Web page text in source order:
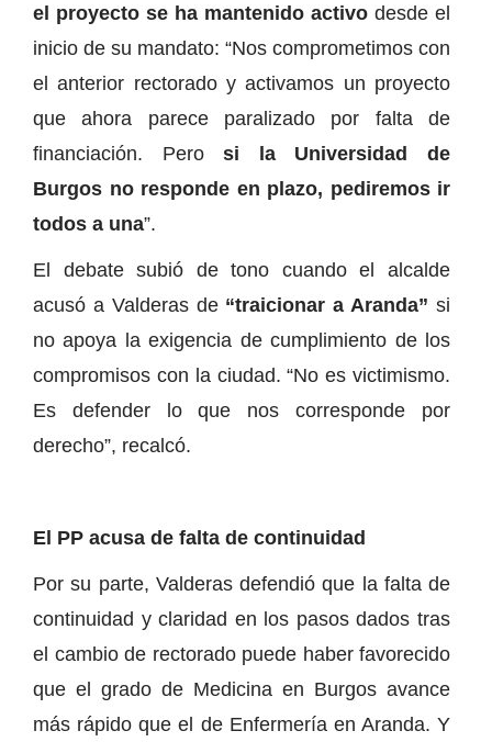
el proyecto se ha mantenido activo desde el
inicio de su mandato: “Nos comprometimos con
el anterior rectorado y activamos un proyecto
que ahora parece paralizado por falta de
financiación. Perosi la Universidad de
Burgos no responde en plazo, pediremos ir
todos a una”.
El debate subió de tono cuando el alcalde
acusó a Valderas de “traicionar a Aranda”si
no apoya la exigencia de cumplimiento de los
compromisos con la ciudad. “No es victimismo.
Es defender lo que nos corresponde por
derecho”, recalcó.
El PP acusa de falta de continuidad
Por su parte, Valderas defendió que la falta de
continuidad y claridad en los pasos dados tras
el cambio de rectorado puede haber favorecido
que el grado de Medicina en Burgos avance
más rápido que el de Enfermería en Aranda. Y